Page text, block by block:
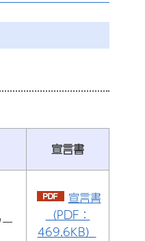
宣言書
宣言書
（PDF：
469.6KB）